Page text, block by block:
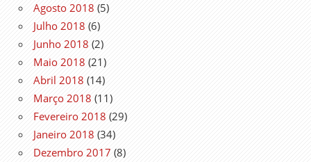
Agosto 2018 (5)
Julho 2018 (6)
Junho 2018 (2)
Maio 2018 (21)
Abril 2018 (14)
Março 2018 (11)
Fevereiro 2018 (29)
Janeiro 2018 (34)
Dezembro 2017 (8)